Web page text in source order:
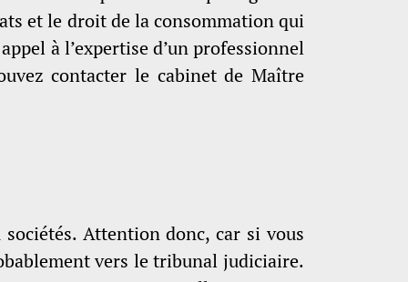
et le droit de la consommation qui
à l’expertise d’un professionnel
contacter le cabinet de Maître
Attention donc, car si vous
vers le tribunal judiciaire.